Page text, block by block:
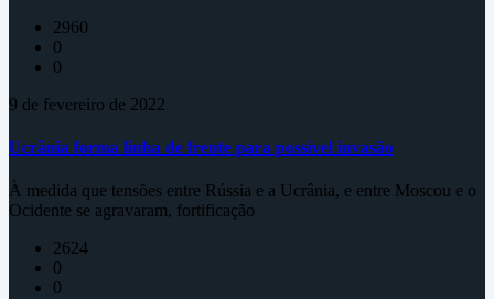
2960
0
0
9 de fevereiro de 2022
Ucrânia forma linha de frente para possível invasão
À medida que tensões entre Rússia e a Ucrânia, e entre Moscou e o
Ocidente se agravaram, fortificação
2624
0
0